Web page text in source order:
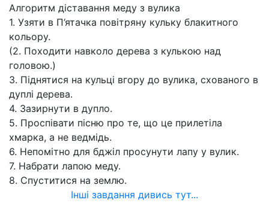
Алгоритм діставання меду з вулика
1. Узяти в П’ятачка повітряну кульку блакитного
кольору.
(2. Походити навколо дерева з кулькою над
головою.)
3. Піднятися на кульці вгору до вулика, схованого в
дуплі дерева.
4. Зазирнути в дупло.
5. Проспівати пісню про те, що це прилетіла
хмарка, а не ведмідь.
6. Непомітно для бджіл просунути лапу у вулик.
7. Набрати лапою меду.
8. Спуститися на землю.
Інші завдання дивись тут...